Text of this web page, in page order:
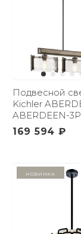
Подвесной
Kichler
ABERDEEN-
169 594 ₽
Новинка